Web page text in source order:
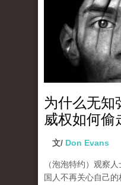
为什么无知
威权如何偷
文/ Don Evans
（泡泡特约） 观察人
国人不再关心自己